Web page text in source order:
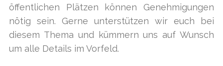
öffentlichen Plätzen können Genehmigungen
nötig sein. Gerne unterstützen wir euch bei
diesem Thema und kümmern uns auf Wunsch
um alle Details im Vorfeld.